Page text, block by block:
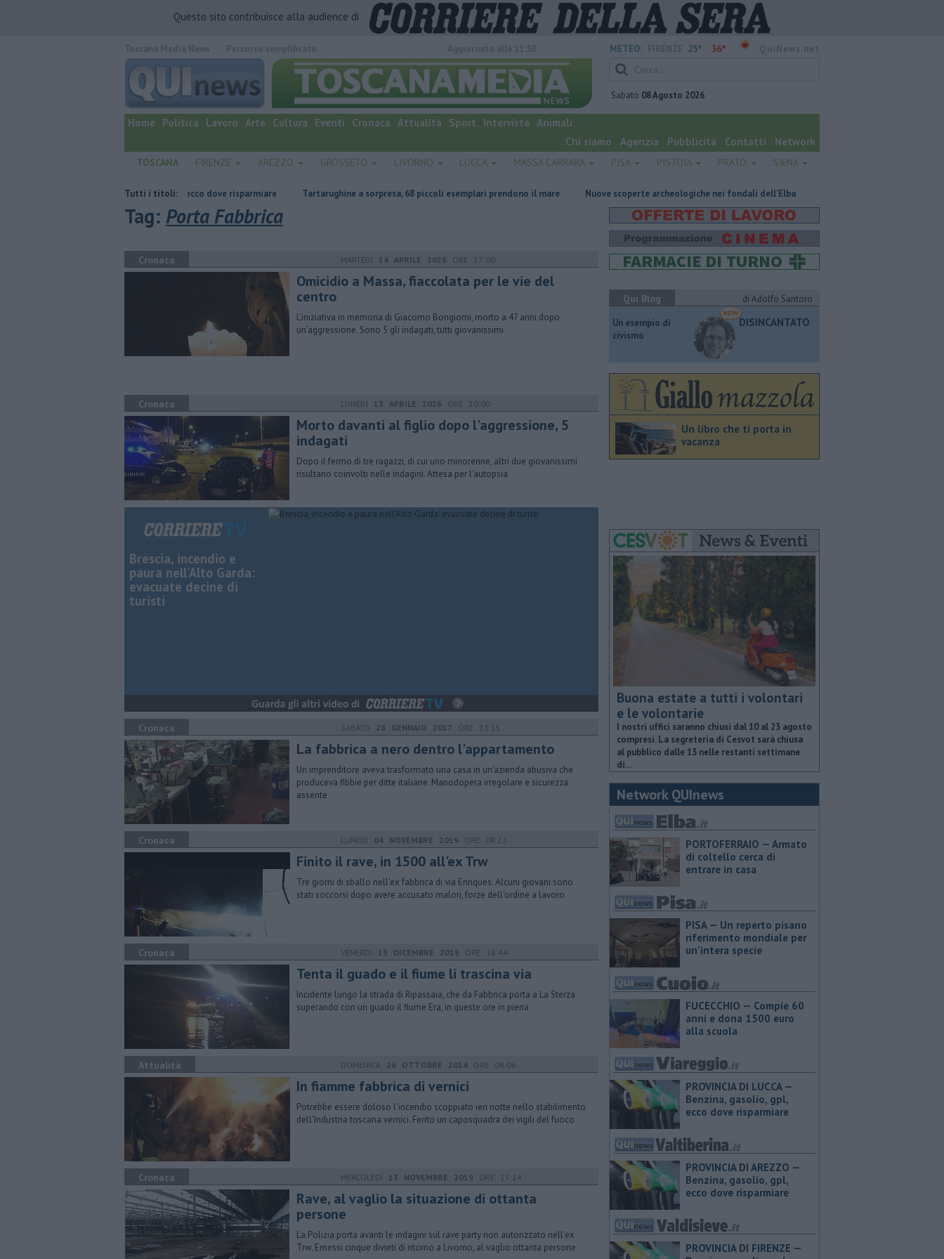
Questo sito contribuisce alla audience di
quotidiano online.
METEO: 25° 36°
Sabato 08 Agosto 2026
Home Politica Lavoro Arte Cultura Eventi Cronaca Attualità Sport Interviste Animali
Chi siamo
Agenzia Pubblicità Contatti Network
TOSCANA FIRENZE AREZZO GROSSETO LIVORNO LUCCA MASSA CARRARA PISA PISTOIA PRATO SIENA
Tutti i titoli:
​Benzina, gasolio, gpl, ecco dove risparmiare Tartarughine a sorpresa, 68 piccoli esemplari prendono il mare Nuove scoperte archeologiche nei fondali dell'Elba Pick-up precipita per 70 metri, due feriti nella
Tag: Porta Fabbrica
Cronaca MARTEDÌ 14 APRILE 2026 ORE 17:00
Omicidio a Massa, fiaccolata per le vie del
centro
L'iniziativa in memoria di Giacomo Bongiorni, morto a 47 anni dopo
un'aggressione. Sono 5 gli indagati, tutti giovanissimi
Cronaca LUNEDÌ 13 APRILE 2026 ORE 20:00
Morto davanti al figlio dopo l'aggressione, 5
indagati
Dopo il fermo di tre ragazzi, di cui uno minorenne, altri due giovanissimi
risultano coinvolti nelle indagini. Attesa per l'autopsia
Brescia, incendio e
paura nell'Alto Garda:
evacuate decine di
turisti
Cronaca SABATO 28 GENNAIO 2017 ORE 13:15
La fabbrica a nero dentro l'appartamento
Un imprenditore aveva trasformato una casa in un'azienda abusiva che
produceva fibbie per ditte italiane. Manodopera irregolare e sicurezza
assente
Cronaca LUNEDÌ 04 NOVEMBRE 2019 ORE 08:23
Finito il rave, in 1500 all'ex Trw
Tre giorni di sballo nell'ex fabbrica di via Enriques. Alcuni giovani sono
stati soccorsi dopo avere accusato malori, forze dell'ordine a lavoro
Cronaca VENERDÌ 13 DICEMBRE 2019 ORE 18:44
Tenta il guado e il fiume li trascina via
Incidente lungo la strada di Ripassaia, che da Fabbrica porta a La Sterza
superando con un guado il fiume Era, in queste ore in piena
Attualità DOMENICA 26 OTTOBRE 2014ORE 08:06
In fiamme fabbrica di vernici
Potrebbe essere doloso l'incendio scoppiato ieri notte nello stabilimento
dell'Industria toscana vernici. Ferito un caposquadra dei vigili del fuoco
Cronaca MERCOLEDÌ 13 NOVEMBRE 2019 ORE 15:14
Rave, al vaglio la situazione di ottanta
persone
La Polizia porta avanti le indagini sul rave party non autorizzato nell'ex
Trw. Emessi cinque divieti di ritorno a Livorno, al vaglio ottanta persone
Qui Blog
di Adolfo Santoro
​Un esempio di
civismo
DISINCANTATO
Un libro che ti porta in
vacanza
Buona estate a tutti i volontari
e le volontarie
I nostri uffici saranno chiusi dal 10 al 23 agosto
compresi. La segreteria di Cesvot sarà chiusa
al pubblico dalle 13 nelle restanti settimane
di...
Network QUInews
PORTOFERRAIO — Armato
di coltello cerca di
entrare in casa
PISA — Un reperto pisano
riferimento mondiale per
un'intera specie
FUCECCHIO — Compie 60
anni e dona 1500 euro
alla scuola
PROVINCIA DI LUCCA — ​
Benzina, gasolio, gpl,
ecco dove risparmiare
PROVINCIA DI AREZZO — ​
Benzina, gasolio, gpl,
ecco dove risparmiare
PROVINCIA DI FIRENZE — ​